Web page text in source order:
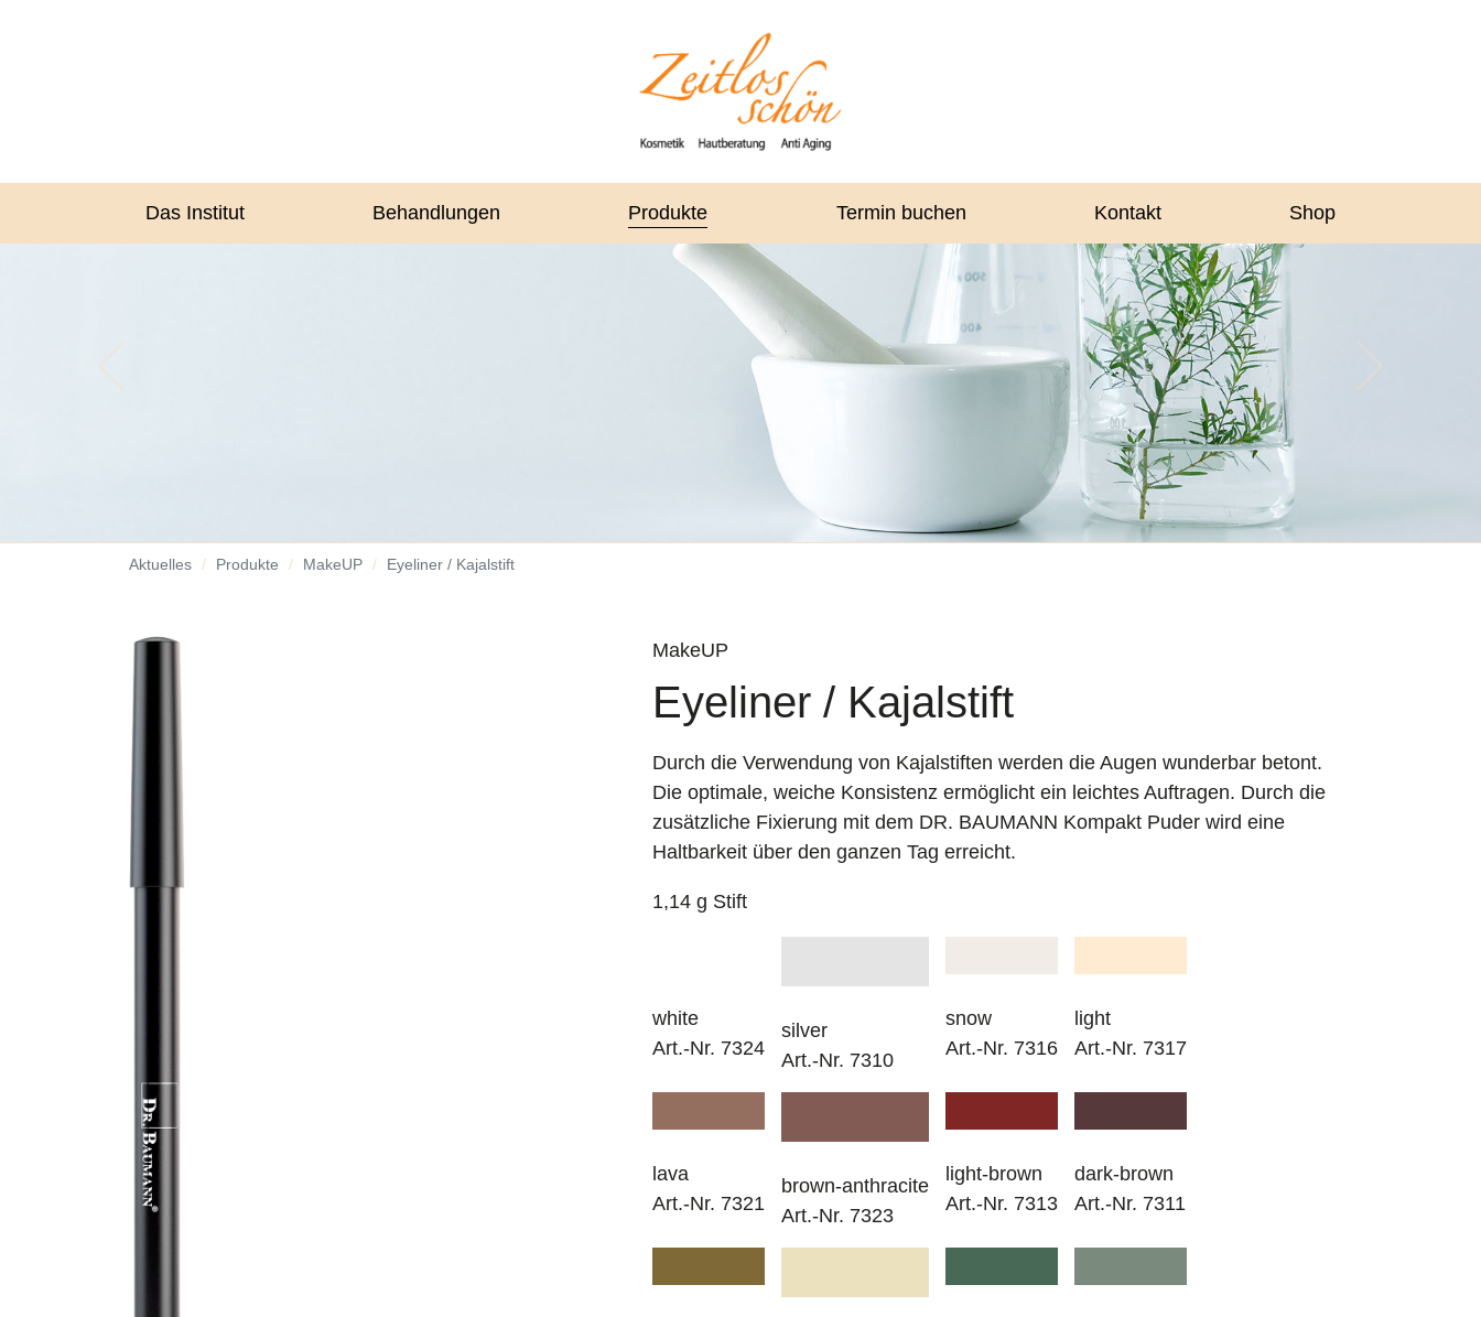
Das Institut Behandlungen Produkte Termin buchen Kontakt Shop
Aktuelles Produkte MakeUP Eyeliner / Kajalstift
MakeUP
Eyeliner / Kajalstift
Durch die Verwendung von Kajalstiften werden die Augen wunderbar betont.
Die optimale, weiche Konsistenz ermöglicht ein leichtes Auftragen. Durch die
zusätzliche Fixierung mit dem DR. BAUMANN Kompakt Puder wird eine
Haltbarkeit über den ganzen Tag erreicht.
1,14 g Stift
white
Art.-Nr. 7324
silver
Art.-Nr. 7310
snow
Art.-Nr. 7316
light
Art.-Nr. 7317
lava
Art.-Nr. 7321
brown-anthracite
Art.-Nr. 7323
light-brown
Art.-Nr. 7313
dark-brown
Art.-Nr. 7311